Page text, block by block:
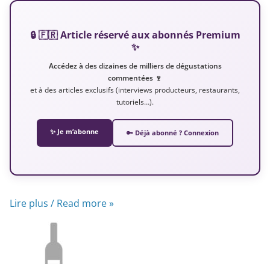
🔒 🇫🇷 Article réservé aux abonnés Premium
✨
Accédez à des dizaines de milliers de dégustations
commentées 🍷
et à des articles exclusifs (interviews producteurs, restaurants,
tutoriels…).
✨ Je m’abonne 🔑 Déjà abonné ? Connexion
Lire plus / Read more »